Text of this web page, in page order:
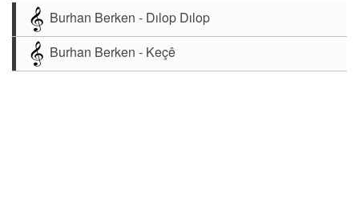
Burhan Berken - Dılop Dılop
Burhan Berken - Keçê